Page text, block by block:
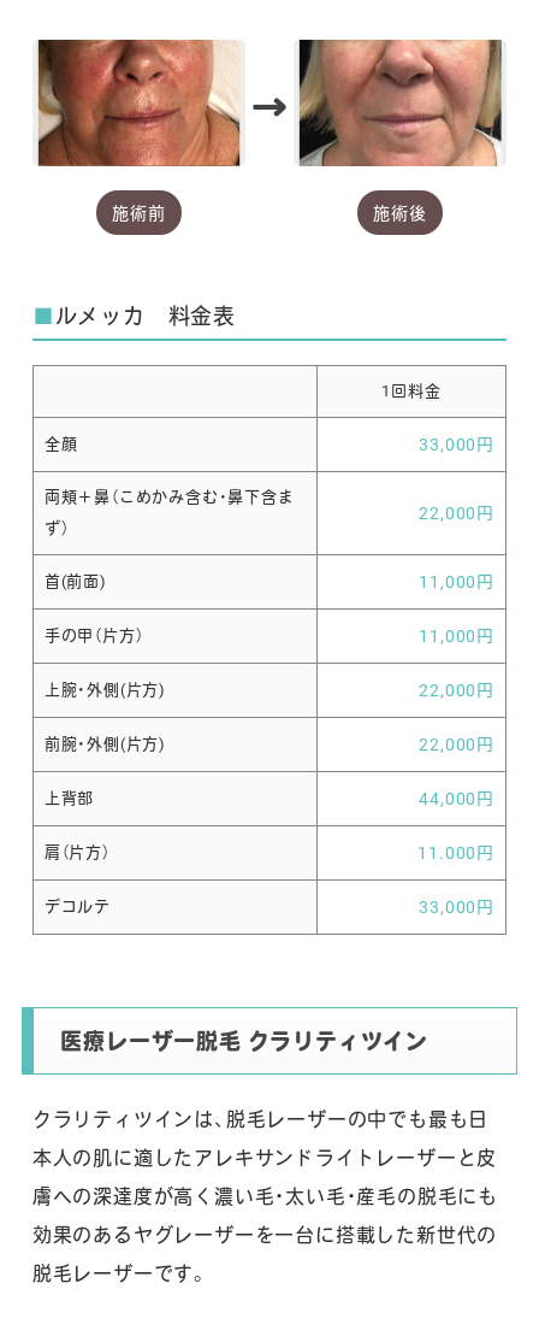
施術前
→
施術後
■ルメッカ 料金表
1回料金
全顔 33,000円
両頬＋鼻（こめかみ含む・鼻下含ま
ず）
22,000円
首(前面) 11,000円
手の甲（片方） 11,000円
上腕・外側(片方) 22,000円
前腕・外側(片方) 22,000円
上背部 44,000円
肩（片方） 11.000円
デコルテ 33,000円
医療レーザー脱毛 クラリティツイン
クラリティツインは、脱毛レーザーの中でも最も日
本人の肌に適したアレキサンドライトレーザーと皮
膚への深達度が高く濃い毛・太い毛・産毛の脱毛にも
効果のあるヤグレーザーを一台に搭載した新世代の
脱毛レーザーです。